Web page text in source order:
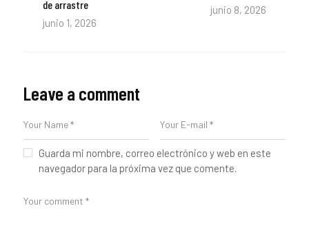
de arrastre
junio 1, 2026
junio 8, 2026
Leave a comment
Guarda mi nombre, correo electrónico y web en este
navegador para la próxima vez que comente.